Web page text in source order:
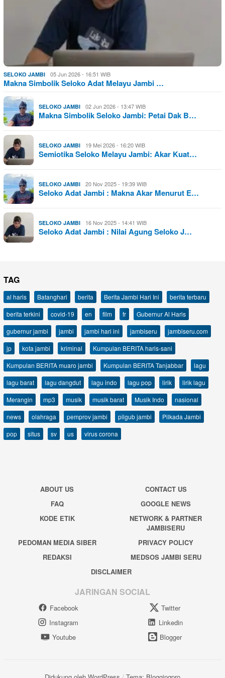
SELOKO JAMBI 05 Jun 2026 - 16:51 WIB
Makna Simbolik Seloko Adat Melayu Jambi …
SELOKO JAMBI 02 Jun 2026 - 13:47 WIB
Makna Simbolik Seloko Jambi: Petai Dak B…
SELOKO JAMBI 19 Mei 2026 - 16:20 WIB
Semiotika Seloko Melayu Jambi: Akar Kuat…
SELOKO JAMBI 20 Nov 2025 - 19:39 WIB
Seloko Adat Jambi : Makna Akar Menurut E…
SELOKO JAMBI 16 Nov 2025 - 14:41 WIB
Seloko Adat Jambi : Nilai Agung Seloko J…
TAG
al haris Batanghari berita Berita Jambi Hari Ini
berita terbaru
berita terkini
covid-19 en film fr
Gubernur Al Haris
gubernur jambi
jambi jambi hari ini jambiseru
jambiseru.com
jp
kota jambi kriminal
Kumpulan BERITA haris-sani
Kumpulan BERITA muaro jambi
Kumpulan BERITA Tanjabbar
lagu
lagu barat
lagu dangdut lagu indo lagu pop lirik
lirik lagu
Merangin
mp3 musik musik barat Musik Indo
nasional
news
olahraga pemprov jambi pilgub jambi
Pilkada Jambi
pop
situs sv us virus corona
ABOUT US
CONTACT US
FAQ
GOOGLE NEWS
KODE ETIK
NETWORK & PARTNER
JAMBISERU
PEDOMAN MEDIA SIBER
PRIVACY POLICY
REDAKSI
MEDSOS JAMBI SERU
DISCLAIMER
JARINGAN SOCIAL
Facebook
Twitter
Instagram
Linkedin
Youtube
Blogger